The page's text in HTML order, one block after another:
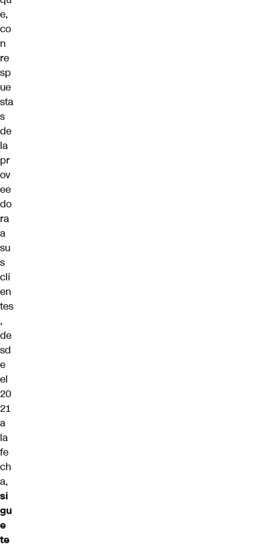
e,
co
n
re
sp
ue
sta
s
de
la
pr
ov
ee
do
ra
a
su
s
cli
en
tes
,
de
sd
e
el
20
21
a
la
fe
ch
a,
si
gu
e
te